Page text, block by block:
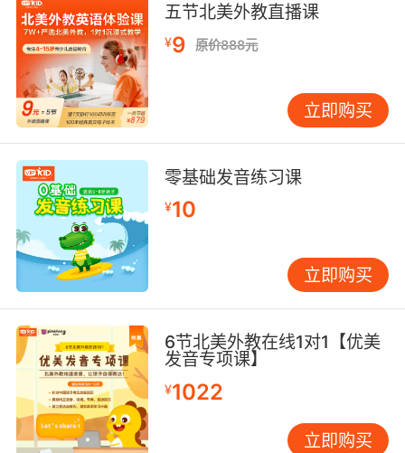
五节北美外教直播课
¥9 原价888元
立即购买
零基础发音练习课
¥10
立即购买
6节北美外教在线1对1【优美
发音专项课】
¥1022
立即购买